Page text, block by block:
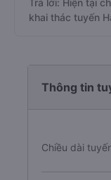
Trả lời: Hiện tại
khai thác tuyến
Thông tin
Chiều dài